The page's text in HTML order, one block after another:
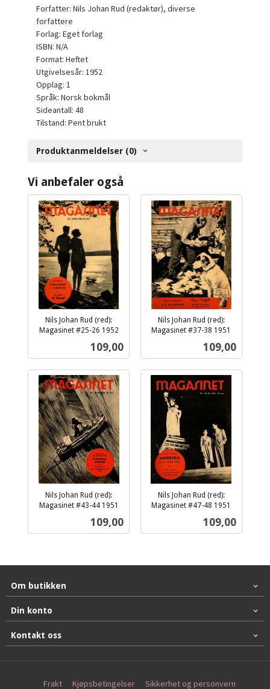
Forfatter: Nils Johan Rud (redaktør), diverse
forfattere
Forlag: Eget forlag
ISBN: N/A
Format: Heftet
Utgivelsesår: 1952
Opplag: 1
Språk: Norsk bokmål
Sideantall: 48
Tilstand: Pent brukt
Produktanmeldelser (0)
Vi anbefaler også
Nils Johan Rud (red):
Magasinet #25-26 1952
Pris
109,00
Nils Johan Rud (red):
Magasinet #37-38 1951
Pris
109,00
Nils Johan Rud (red):
Magasinet #43-44 1951
Pris
109,00
Nils Johan Rud (red):
Magasinet #47-48 1951
Pris
109,00
Om butikken
Din konto
Kontakt oss
Frakt Kjøpsbetingelser Sikkerhet og personvern